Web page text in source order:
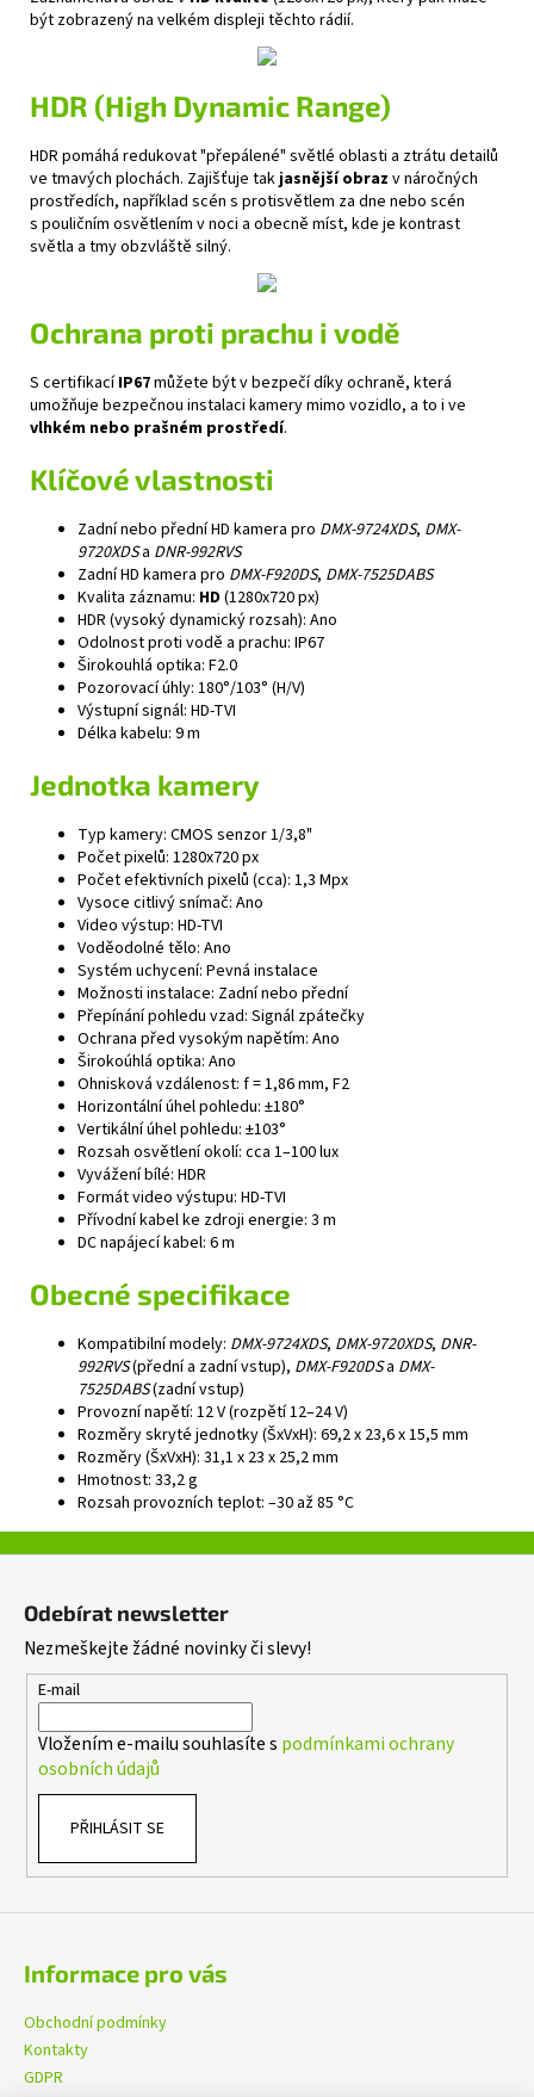
být zobrazený na velkém displeji těchto rádií.
HDR (High Dynamic Range)
HDR pomáhá redukovat "přepálené" světlé oblasti a ztrátu detailů
ve tmavých plochách. Zajišťuje takjasnější obraz v náročných
prostředích, například scén s protisvětlem za dne nebo scén
s pouličním osvětlením v noci a obecně míst, kde je kontrast
světla a tmy obzvláště silný.
Ochrana proti prachu i vodě
S certifikacíIP67můžete být v bezpečí díky ochraně, která
umožňuje bezpečnou instalaci kamery mimo vozidlo, a to i ve
vlhkém nebo prašném prostředí.
Klíčové vlastnosti
Zadní nebo přední HD kamera pro DMX-9724XDS, DMX-
9720XDSa DNR-992RVS
Zadní HD kamera pro DMX-F920DS, DMX-7525DABS
Kvalita záznamu: HD (1280x720 px)
HDR (vysoký dynamický rozsah): Ano
Odolnost proti vodě a prachu: IP67
Širokouhlá optika: F2.0
Pozorovací úhly: 180°/103° (H/V)
Výstupní signál: HD-TVI
Délka kabelu: 9 m
Jednotka kamery
Typ kamery: CMOS senzor 1/3,8"
Počet pixelů: 1280x720 px
Počet efektivních pixelů (cca): 1,3 Mpx
Vysoce citlivý snímač: Ano
Video výstup: HD-TVI
Voděodolné tělo: Ano
Systém uchycení: Pevná instalace
Možnosti instalace: Zadní nebo přední
Přepínání pohledu vzad: Signál zpátečky
Ochrana před vysokým napětím: Ano
Širokoúhlá optika: Ano
Ohnisková vzdálenost: f = 1,86 mm, F2
Horizontální úhel pohledu: ±180°
Vertikální úhel pohledu: ±103°
Rozsah osvětlení okolí: cca 1–100 lux
Vyvážení bílé: HDR
Formát video výstupu: HD-TVI
Přívodní kabel ke zdroji energie: 3 m
DC napájecí kabel: 6 m
Obecné specifikace
Kompatibilní modely: DMX-9724XDS, DMX-9720XDS, DNR-
992RVS(přední a zadní vstup), DMX-F920DSa DMX-
7525DABS(zadní vstup)
Provozní napětí: 12 V (rozpětí 12–24 V)
Rozměry skryté jednotky (ŠxVxH): 69,2 x 23,6 x 15,5 mm
Rozměry (ŠxVxH): 31,1 x 23 x 25,2 mm
Hmotnost: 33,2 g
Rozsah provozních teplot: –30 až 85 °C
Odebírat newsletter
Nezmeškejte žádné novinky či slevy!
E-mail
Vložením e-mailu souhlasíte s podmínkami ochrany
osobních údajů
PŘIHLÁSIT SE
Informace pro vás
Obchodní podmínky
Kontakty
GDPR